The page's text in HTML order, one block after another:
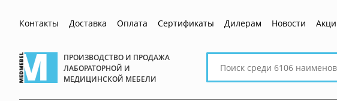
Контакты Доставка Оплата Сертификаты Дилерам Новости
ПРОИЗВОДСТВО И ПРОДАЖА
ЛАБОРАТОРНОЙ И
МЕДИЦИНСКОЙ МЕБЕЛИ
Поиск
сайту